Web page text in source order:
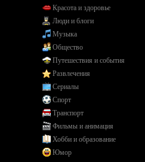
Красота и здоровье
Люди и блоги
Музыка
Общество
Путешествия и события
Развлечения
Сериалы
Спорт
Транспорт
Фильмы и анимация
Хобби и образование
Юмор